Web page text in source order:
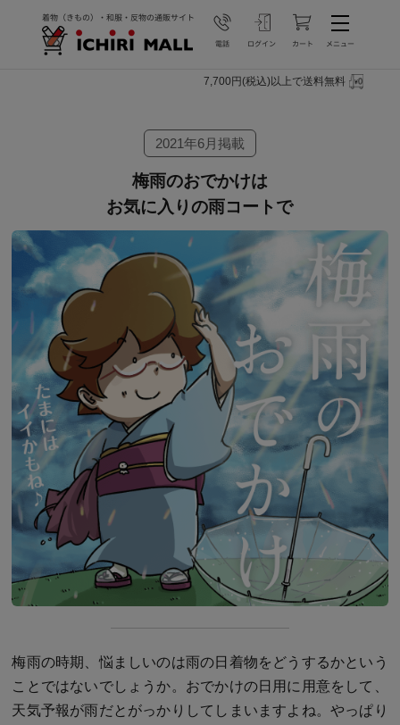
7,700円(税込)以上で送料無料
2021年6月掲載
梅雨のおでかけは
お気に入りの雨コートで
梅雨の時期、悩ましいのは雨の日着物をどうするかという
ことではないでしょうか。おでかけの日用に用意をして、
天気予報が雨だとがっかりしてしまいますよね。やっぱり